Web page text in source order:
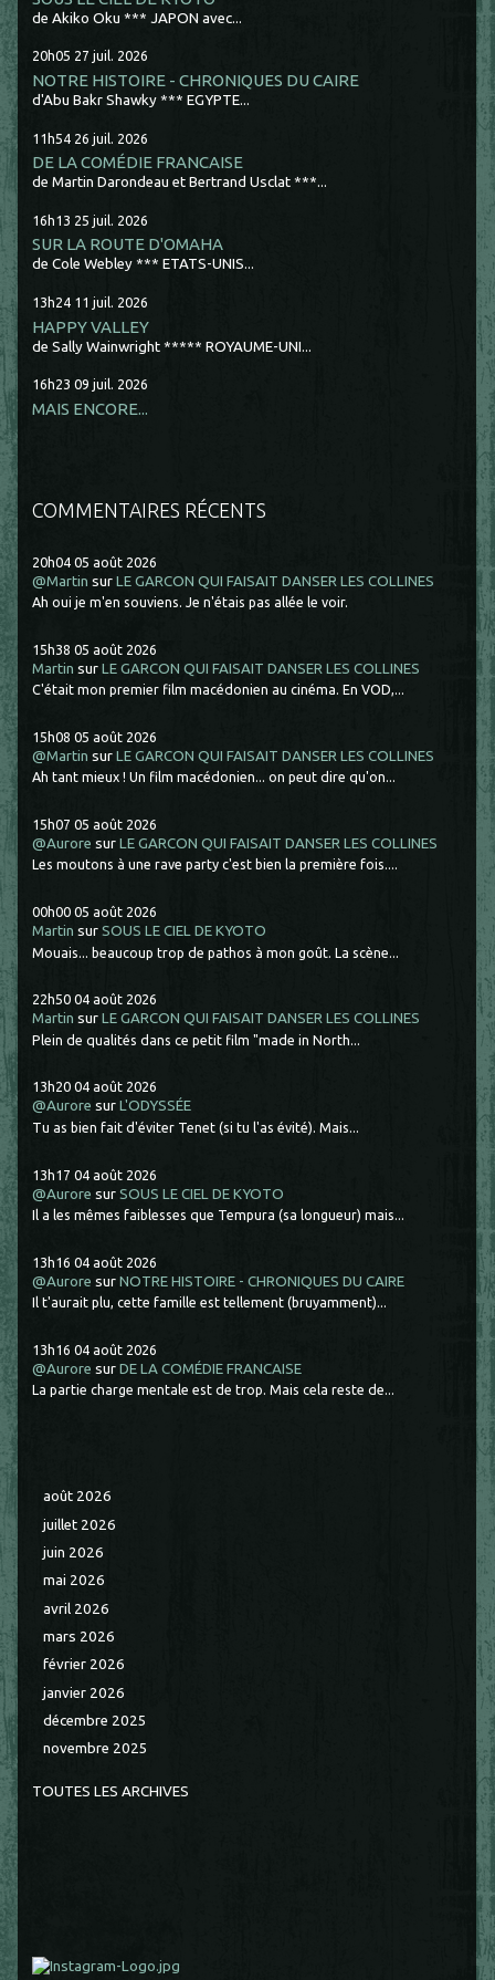
de Akiko Oku *** JAPON avec...
20h05 27 juil. 2026
NOTRE HISTOIRE - CHRONIQUES DU CAIRE
d'Abu Bakr Shawky *** EGYPTE...
11h54 26 juil. 2026
DE LA COMÉDIE FRANCAISE
de Martin Darondeau et Bertrand Usclat ***...
16h13 25 juil. 2026
SUR LA ROUTE D'OMAHA
de Cole Webley *** ETATS-UNIS...
13h24 11 juil. 2026
HAPPY VALLEY
de Sally Wainwright ***** ROYAUME-UNI...
16h23 09 juil. 2026
MAIS ENCORE...
COMMENTAIRES RÉCENTS
20h04 05 août 2026
@Martin surLE GARCON QUI FAISAIT DANSER LES COLLINES
Ah oui je m'en souviens. Je n'étais pas allée le voir.
15h38 05 août 2026
Martin surLE GARCON QUI FAISAIT DANSER LES COLLINES
C'était mon premier film macédonien au cinéma. En VOD,...
15h08 05 août 2026
@Martin surLE GARCON QUI FAISAIT DANSER LES COLLINES
Ah tant mieux ! Un film macédonien... on peut dire qu'on...
15h07 05 août 2026
@Aurore surLE GARCON QUI FAISAIT DANSER LES COLLINES
Les moutons à une rave party c'est bien la première fois....
00h00 05 août 2026
Martin surSOUS LE CIEL DE KYOTO
Mouais... beaucoup trop de pathos à mon goût. La scène...
22h50 04 août 2026
Martin surLE GARCON QUI FAISAIT DANSER LES COLLINES
Plein de qualités dans ce petit film "made in North...
13h20 04 août 2026
@Aurore surL'ODYSSÉE
Tu as bien fait d'éviter Tenet (si tu l'as évité). Mais...
13h17 04 août 2026
@Aurore surSOUS LE CIEL DE KYOTO
Il a les mêmes faiblesses que Tempura (sa longueur) mais...
13h16 04 août 2026
@Aurore surNOTRE HISTOIRE - CHRONIQUES DU CAIRE
Il t'aurait plu, cette famille est tellement (bruyamment)...
13h16 04 août 2026
@Aurore surDE LA COMÉDIE FRANCAISE
La partie charge mentale est de trop. Mais cela reste de...
août 2026
juillet 2026
juin 2026
mai 2026
avril 2026
mars 2026
février 2026
janvier 2026
décembre 2025
novembre 2025
TOUTES LES ARCHIVES